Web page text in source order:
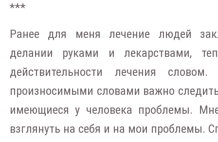
***
Ранее для меня лечение людей
делании руками и лекарствами,
действительности лечения
произносимыми словами важно
имеющиеся у человека проблемы.
взглянуть на себя и на мои проблемы.